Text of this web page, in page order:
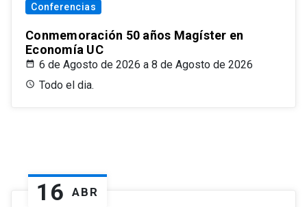
Conferencias
Conmemoración 50 años Magíster en
Economía UC
6 de Agosto de 2026 a 8 de Agosto de 2026
Todo el dia.
16 ABR